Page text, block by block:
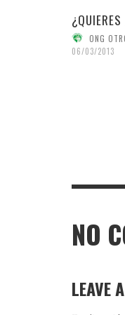
ONG
06/03/2013
NO
LEAVE